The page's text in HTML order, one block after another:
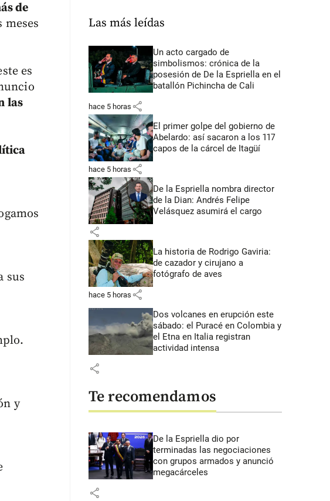
de
meses
es
las
sus
y
Las más leídas
Un acto cargado de
simbolismos: crónica de la
posesión de De la Espriella en el
batallón Pichincha de Cali
hace 5 horas share
El primer golpe del gobierno de
Abelardo: así sacaron a los 117
capos de la cárcel de Itagüí
hace 5 horas share
De la Espriella nombra director
de la Dian: Andrés Felipe
Velásquez asumirá el cargo
share
La historia de Rodrigo Gaviria:
de cazador y cirujano a
fotógrafo de aves
hace 5 horas share
Dos volcanes en erupción este
sábado: el Puracé en Colombia y
el Etna en Italia registran
actividad intensa
share
Te recomendamos
De la Espriella dio por
terminadas las negociaciones
con grupos armados y anunció
megacárceles
share